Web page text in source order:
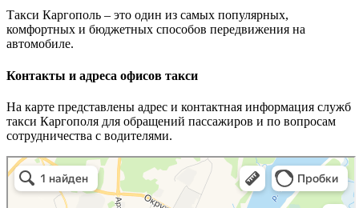
Такси Каргополь – это один из самых популярных,
комфортных и бюджетных способов передвижения на
автомобиле.
Контакты и адреса офисов такси
На карте представлены адрес и контактная информация служб
такси Каргополя для обращений пассажиров и по вопросам
сотрудничества с водителями.